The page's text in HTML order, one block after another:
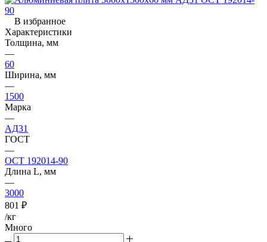
В избранное
Характеристики
Толщина, мм
—
60
Ширина, мм
—
1500
Марка
—
АД31
ГОСТ
—
ОСТ 192014-90
Длина L, мм
—
3000
801 ₽
/кг
Много